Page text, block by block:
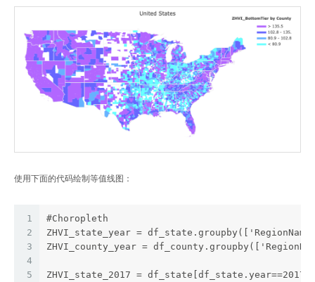
使用下面的代码绘制等值线图：
1
2
3
4
5
#Choropleth
ZHVI_state_year =
ZHVI_county_year =
ZHVI_state_2017 =